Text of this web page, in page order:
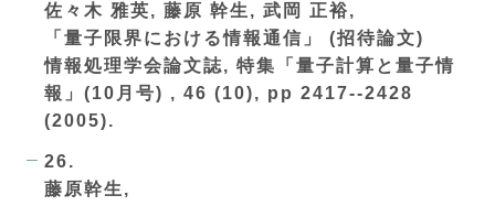
佐々木 雅英, 藤原 幹生, 武岡 正裕,
「量子限界における情報通信」 (招待論文)
情報処理学会論文誌, 特集「量子計算と量子情
報」(10月号) , 46 (10), pp 2417--2428
(2005).
26.
藤原幹生,